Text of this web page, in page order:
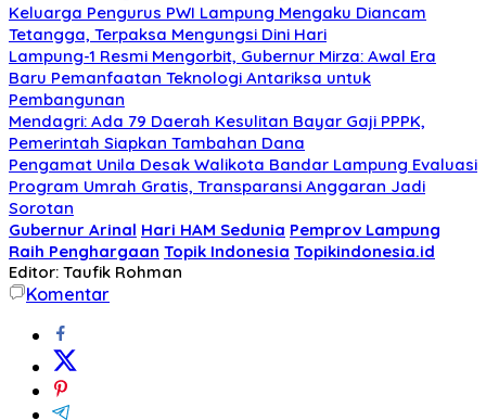
Keluarga Pengurus PWI Lampung Mengaku Diancam
Tetangga, Terpaksa Mengungsi Dini Hari
Lampung-1 Resmi Mengorbit, Gubernur Mirza: Awal Era
Baru Pemanfaatan Teknologi Antariksa untuk
Pembangunan
Mendagri: Ada 79 Daerah Kesulitan Bayar Gaji PPPK,
Pemerintah Siapkan Tambahan Dana
Pengamat Unila Desak Walikota Bandar Lampung Evaluasi
Program Umrah Gratis, Transparansi Anggaran Jadi
Sorotan
Gubernur Arinal Hari HAM Sedunia Pemprov Lampung
Raih Penghargaan Topik Indonesia Topikindonesia.id
Editor: Taufik Rohman
Komentar